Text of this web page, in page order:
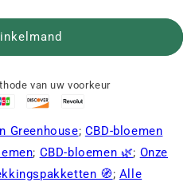
van uw voorkeur
Greenhouse; CBD-bloemen
; CBD-bloemen 🌿; Onze
🧭; Alle